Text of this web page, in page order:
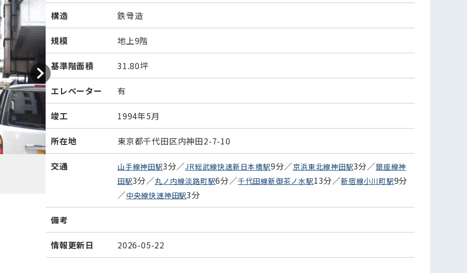
構造 鉄骨造
規模 地上9階
基準階面積 31.80坪
エレベーター 有
竣工 1994年5月
所在地 東京都千代田区内神田2-7-10
交通 山手線神田駅3分／JR総武線快速新日本橋駅9分／京浜東北線神田駅3分／銀座線神
田駅3分／丸ノ内線淡路町駅6分／千代田線新御茶ノ水駅13分／新宿線小川町駅9分
／中央線快速神田駅3分
備考
情報更新日 2026-05-22